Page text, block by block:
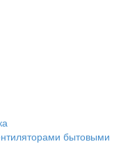
бытовыми